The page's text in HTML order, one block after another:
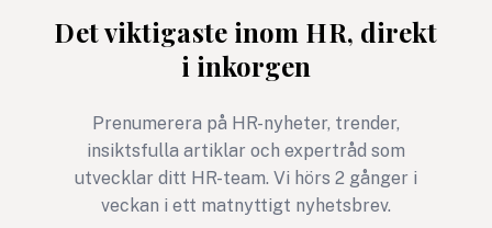
beteendevetare kallar
”Den mörka triaden” –
människans tre mest
destruktiva drag:
narcissism, psykopati och
machiavellianism (en
över.
Det viktigaste inom HR, direkt
i inkorgen
Prenumerera på HR-nyheter, trender,
insiktsfulla artiklar och expertråd som
utvecklar ditt HR-team. Vi hörs 2 gånger i
veckan i ett matnyttigt nyhetsbrev.